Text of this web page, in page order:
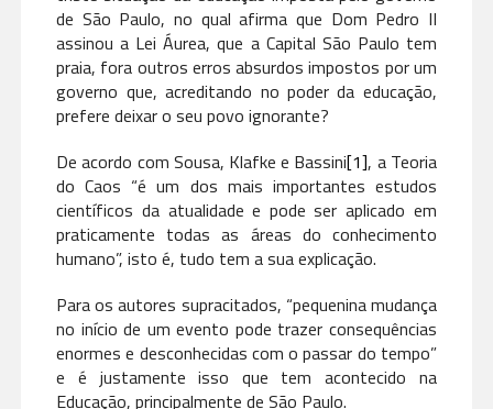
de São Paulo, no qual afirma que Dom Pedro II
assinou a Lei Áurea, que a Capital São Paulo tem
praia, fora outros erros absurdos impostos por um
governo que, acreditando no poder da educação,
prefere deixar o seu povo ignorante?
De acordo com Sousa, Klafke e Bassini[1], a Teoria
do Caos “é um dos mais importantes estudos
científicos da atualidade e pode ser aplicado em
praticamente todas as áreas do conhecimento
humano”, isto é, tudo tem a sua explicação.
Para os autores supracitados, “pequenina mudança
no início de um evento pode trazer consequências
enormes e desconhecidas com o passar do tempo”
e é justamente isso que tem acontecido na
Educação, principalmente de São Paulo.